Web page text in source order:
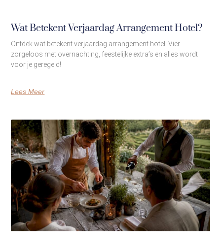
Wat Betekent Verjaardag Arrangement Hotel?
Ontdek wat betekent verjaardag arrangement hotel. Vier
zorgeloos met overnachting, feestelijke extra’s en alles wordt
voor je geregeld!
Lees Meer